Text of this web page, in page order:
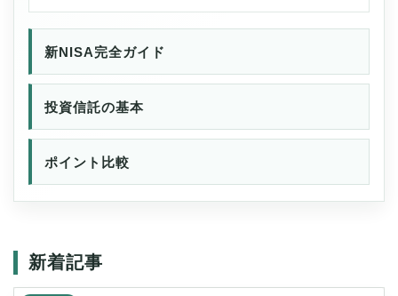
新NISA完全ガイド
投資信託の基本
ポイント比較